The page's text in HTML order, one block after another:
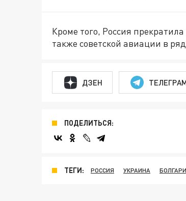
Кроме того, Россия
также советской авиации в
ДЗЕН
ПОДЕЛИТЬСЯ:
ТЕГИ: РОССИЯ УКРАИНА